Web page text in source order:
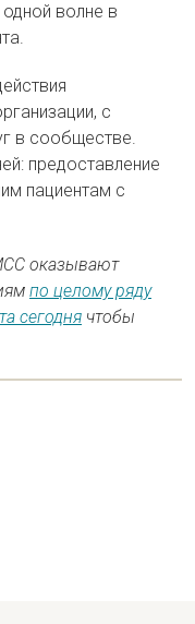
волне в
с
в сообществе.
предоставление
пациентам с
оказывают
по целому ряду
сегодня чтобы